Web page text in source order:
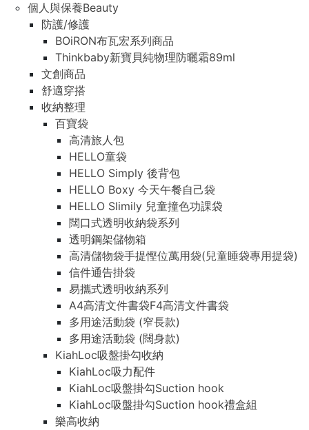
個人與保養Beauty
防護/修護
BOiRON布瓦宏系列商品
Thinkbaby新寶貝純物理防曬霜89ml
文創商品
舒適穿搭
收納整理
百寶袋
高清旅人包
HELLO童袋
HELLO Simply 後背包
HELLO Boxy 今天午餐自己袋
HELLO Slimily 兒童撞色功課袋
闊口式透明收納袋系列
透明鋼架儲物箱
高清儲物袋手提慳位萬用袋(兒童睡袋專用提袋)
信件通告掛袋
易攜式透明收納系列
A4高清文件書袋F4高清文件書袋
多用途活動袋 (窄長款)
多用途活動袋 (闊身款)
KiahLoc吸盤掛勾收納
KiahLoc吸力配件
KiahLoc吸盤掛勾Suction hook
KiahLoc吸盤掛勾Suction hook禮盒組
樂高收納